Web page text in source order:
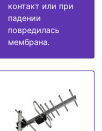
контакт или при
падении
повредилась
мембрана.